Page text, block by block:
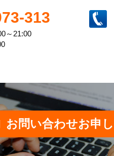
313
～21:00
お問い合わせお申